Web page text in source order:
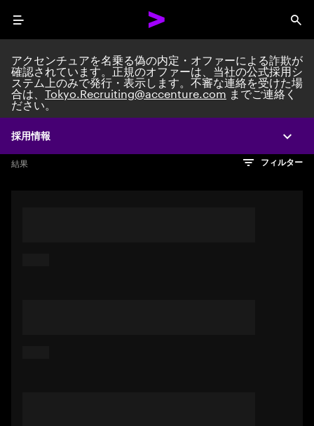
Menu
採用情報
アクセンチュアを名乗る偽の内定・オファーによる詐欺が
確認されています。正規のオファーは、当社の公式採用シ
ステム上のみで発行・表示します。不審な連絡を受けた場
合は、Tokyo.Recruiting@accenture.comまでご連絡く
ださい。
Search jobs at
検索のヒント
希望の仕事を表すフレーズや文章を使って検索してみてくださ
い。キーワードを引用符で囲むことで、完全一致検索もできま
文字数制限に達しました
検索結果を見るにはEnterキーを押してください
結果 フィルター